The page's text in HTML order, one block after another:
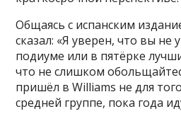
Общаясь с испанским
сказал: «Я уверен, что вы не
подиуме или в пятёрке
что не слишком
пришёл в Williams не для
средней группе, пока года